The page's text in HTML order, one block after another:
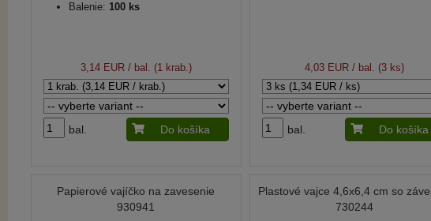
Balenie: 100 ks
3,14 EUR/ bal. (1 krab.)
bal. Do košíka
4,03 EUR / bal. (3 ks)
bal. Do košíka
Papierové vajíčko na zavesenie
930941
Plastové vajce 4,6x6,4 cm so
730244